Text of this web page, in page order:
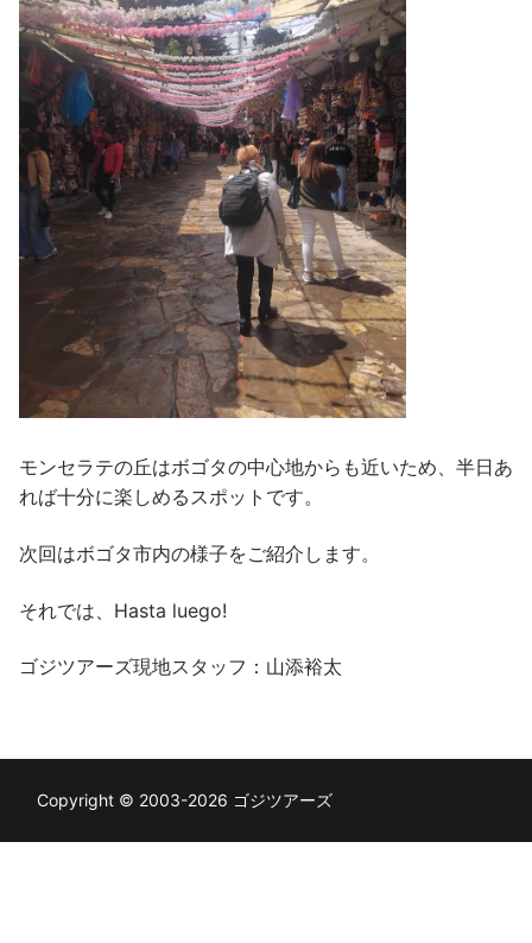
モンセラテの丘はボゴタの中心地からも近いため、半日あ
れば十分に楽しめるスポットです。
次回はボゴタ市内の様子をご紹介します。
それでは、Hasta luego!
ゴジツアーズ現地スタッフ：山添裕太
Copyright © 2003-2026 ゴジツアーズ